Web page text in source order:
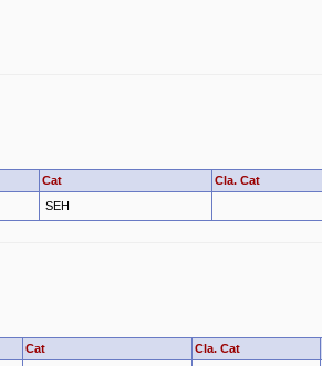
Cat Cla. Cat
SEH
Cat Cla. Cat